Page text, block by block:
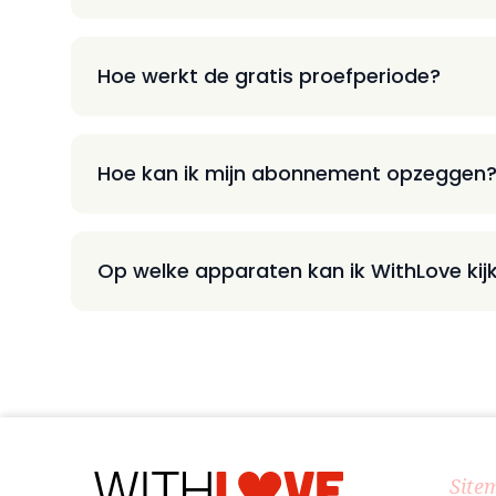
Hoe werkt de gratis proefperiode?
Hoe kan ik mijn abonnement opzeggen?
Op welke apparaten kan ik WithLove